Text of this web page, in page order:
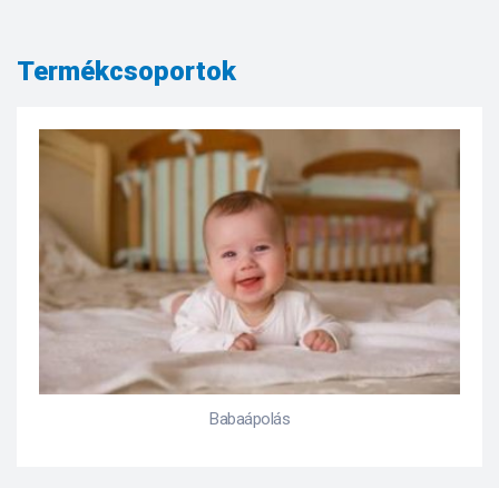
Termékcsoportok
Babaápolás